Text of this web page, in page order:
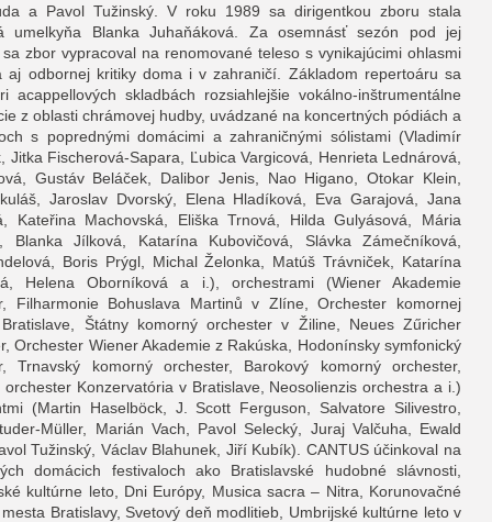
a Pavol Tužinský. V roku 1989 sa dirigentkou zboru stala
umelkyňa Blanka Juhaňáková. Za osemnásť sezón pod jej
zbor vypracoval na renomované teleso s vynikajúcimi ohlasmi
aj odbornej kritiky doma i v zahraničí. Základom repertoáru sa
acappellových skladbách rozsiahlejšie vokálno-inštrumentálne
z oblasti chrámovej hudby, uvádzané na koncertných pódiách a
s poprednými domácimi a zahraničnými sólistami (Vladimír
Jitka Fischerová-Sapara, Ľubica Vargicová, Henrieta Lednárová,
Gustáv Beláček, Dalibor Jenis, Nao Higano, Otokar Klein,
Jaroslav Dvorský, Elena Hladíková, Eva Garajová, Jana
Kateřina Machovská, Eliška Trnová, Hilda Gulyásová, Mária
Blanka Jílková, Katarína Kubovičová, Slávka Zámečníková,
Boris Prýgl, Michal Želonka, Matúš Trávniček, Katarína
Helena Oborníková a i.), orchestrami (Wiener Akademie
Filharmonie Bohuslava Martinů v Zlíne, Orchester komornej
Štátny komorný orchester v Žiline, Neues Zűricher
Orchester Wiener Akademie z Rakúska, Hodonínsky symfonický
Trnavský komorný orchester, Barokový komorný orchester,
orchester Konzervatória v Bratislave, Neosolienzis orchestra a i.)
(Martin Haselböck, J. Scott Ferguson, Salvatore Silivestro,
Müller, Marián Vach, Pavol Selecký, Juraj Valčuha, Ewald
Tužinský, Václav Blahunek, Jiří Kubík). CANTUS účinkoval na
domácich festivaloch ako Bratislavské hudobné slávnosti,
kultúrne leto, Dni Európy, Musica sacra – Nitra, Korunovačné
Bratislavy, Svetový deň modlitieb, Umbrijské kultúrne leto v